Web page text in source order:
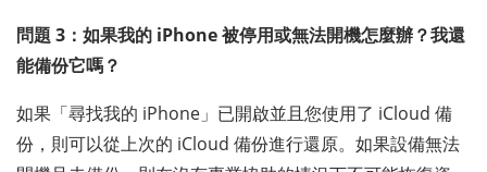
問題 3：如果我的 iPhone 被停用或無法開機怎麼辦？我還
能備份它嗎？
如果「尋找我的 iPhone」已開啟並且您使用了 iCloud 備
份，則可以從上次的 iCloud 備份進行還原。如果設備無法